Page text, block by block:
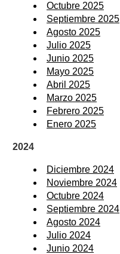
Octubre 2025
Septiembre 2025
Agosto 2025
Julio 2025
Junio 2025
Mayo 2025
Abril 2025
Marzo 2025
Febrero 2025
Enero 2025
2024
Diciembre 2024
Noviembre 2024
Octubre 2024
Septiembre 2024
Agosto 2024
Julio 2024
Junio 2024